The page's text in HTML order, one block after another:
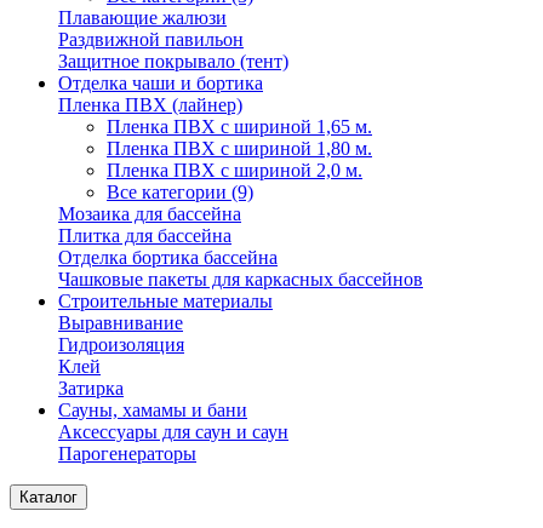
Плавающие жалюзи
Раздвижной павильон
Защитное покрывало (тент)
Отделка чаши и бортика
Пленка ПВХ (лайнер)
Пленка ПВХ с шириной 1,65 м.
Пленка ПВХ с шириной 1,80 м.
Пленка ПВХ с шириной 2,0 м.
Все категории (9)
Мозаика для бассейна
Плитка для бассейна
Отделка бортика бассейна
Чашковые пакеты для каркасных бассейнов
Строительные материалы
Выравнивание
Гидроизоляция
Клей
Затирка
Сауны, хамамы и бани
Аксессуары для саун и саун
Парогенераторы
Каталог